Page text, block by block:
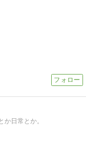
日常とか。